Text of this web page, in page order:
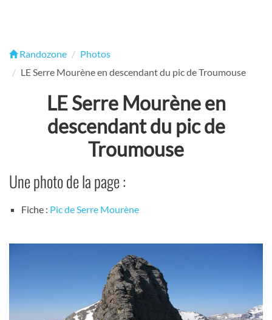
Randozone
Photos
LE Serre Mourène en descendant du pic de Troumouse
LE Serre Mourène en
descendant du pic de
Troumouse
Une photo de la page :
Fiche : Pic de Serre Mourène